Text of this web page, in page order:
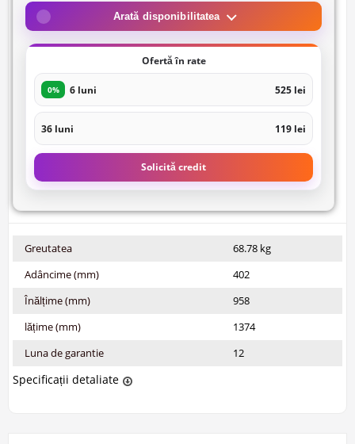
Arată disponibilitatea
Ofertă în rate
0% 6 luni 525 lei
36 luni 119 lei
Solicită credit
Greutatea
68.78 kg
Adâncime (mm)
402
Înălțime (mm)
958
lățime (mm)
1374
Luna de garantie
12
Specificații detaliate